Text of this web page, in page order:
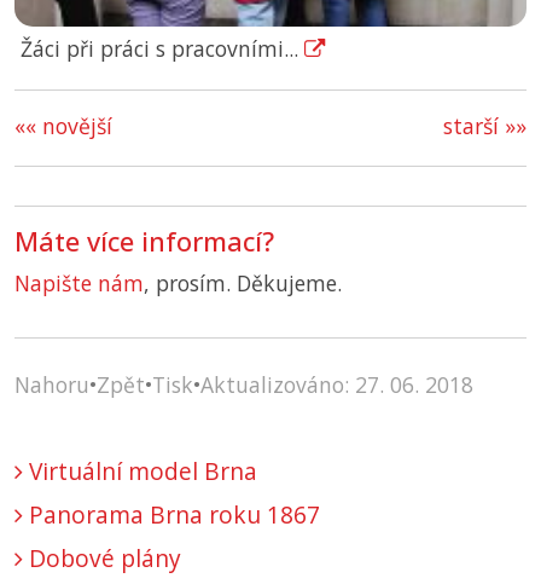
Žáci při práci s pracovními...
starší »»
«« novější
Máte více informací?
Napište nám, prosím. Děkujeme.
Nahoru•Zpět•Tisk•Aktualizováno: 27. 06. 2018
Virtuální model Brna
Panorama Brna roku 1867
Dobové plány